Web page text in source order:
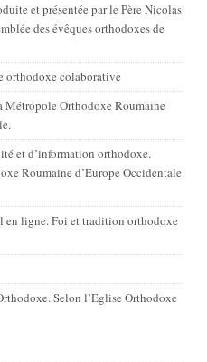
et présentée par le Père Nicolas
des évêques orthodoxes de
orthodoxe colaborative
Orthodoxe Roumaine
et d’information orthodoxe.
Roumaine d’Europe Occidentale
ligne. Foi et tradition orthodoxe
Selon l’Eglise Orthodoxe